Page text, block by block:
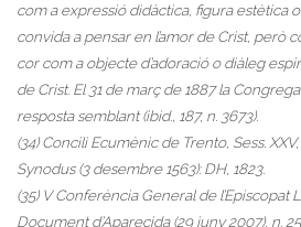
com a expressió didàctica, figura estètica
convida a pensar en l’amor de Crist, però
cor com a objecte d’adoració o diàleg
de Crist. El 31 de març de 1887 la
resposta semblant (ibid., 187, n. 3673).
(34) Concili Ecumènic de Trento, Sess.
Synodus (3 desembre 1563): DH, 1823.
(35) V Conferència General de l’Episcopat
Document d’Aparecida (29 juny 2007), n.